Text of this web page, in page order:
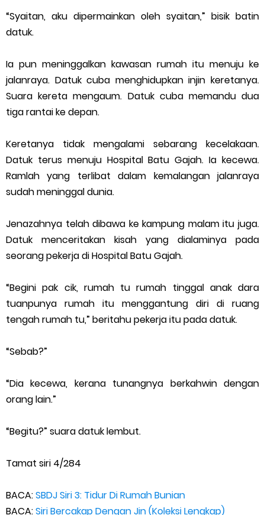
“Syaitan, aku dipermainkan oleh syaitan,” bisik batin
datuk.
Ia pun meninggalkan kawasan rumah itu menuju ke
jalanraya. Datuk cuba menghidupkan injin keretanya.
Suara kereta mengaum. Datuk cuba memandu dua
tiga rantai ke depan.
Keretanya tidak mengalami sebarang kecelakaan.
Datuk terus menuju Hospital Batu Gajah. Ia kecewa.
Ramlah yang terlibat dalam kemalangan jalanraya
sudah meninggal dunia.
Jenazahnya telah dibawa ke kampung malam itu juga.
Datuk menceritakan kisah yang dialaminya pada
seorang pekerja di Hospital Batu Gajah.
“Begini pak cik, rumah tu rumah tinggal anak dara
tuanpunya rumah itu menggantung diri di ruang
tengah rumah tu,” beritahu pekerja itu pada datuk.
“Sebab?”
“Dia kecewa, kerana tunangnya berkahwin dengan
orang lain.”
“Begitu?” suara datuk lembut.
Tamat siri 4/284
BACA:SBDJ Siri 3: Tidur Di Rumah Bunian
BACA:Siri Bercakap Dengan Jin (Koleksi Lengkap)